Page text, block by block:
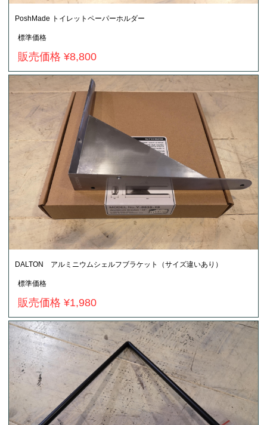
PoshMade トイレットペーパーホルダー
標準価格
販売価格 ¥8,800
DALTON アルミニウムシェルフブラケット（サイズ違いあり）
標準価格
販売価格 ¥1,980